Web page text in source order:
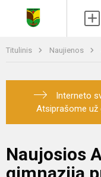
Titulinis Naujienos
Interneto
Atsiprašome už
Naujosios